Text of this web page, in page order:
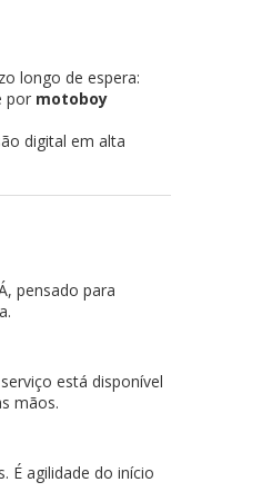
longo de espera:
por motoboy
digital em alta
pensado para
está disponível
mãos.
É agilidade do início